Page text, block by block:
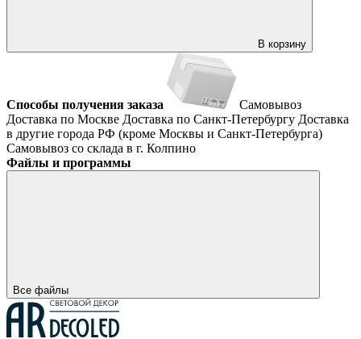
В корзину
Способы получения заказа
Самовывоз
Доставка по Москве Доставка по Санкт-Петербургу Доставка
в другие города РФ (кроме Москвы и Санкт-Петербурга)
Самовывоз со склада в г. Колпино
Файлы и программы
Все файлы